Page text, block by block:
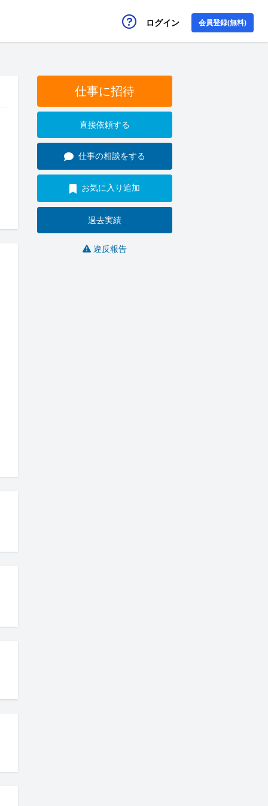
ログイン 会員登録(無料)
仕事に招待
直接依頼する
仕事の相談をする
お気に入り追加
過去実績
違反報告